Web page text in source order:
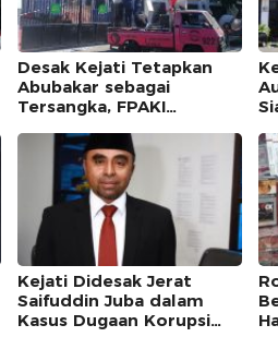
Desak Kejati Tetapkan
Abubakar sebagai
Tersangka, FPAKI
Kejati Didesak Jerat
Saifuddin Juba dalam
Kasus Dugaan Korupsi